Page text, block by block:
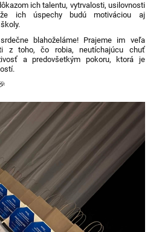
ich talentu, vytrvalosti, usilovnosti
ich úspechy budú motiváciou aj
blahoželáme! Prajeme im veľa
z toho, čo robia, neutíchajúcu chuť
a predovšetkým pokoru, ktorá je